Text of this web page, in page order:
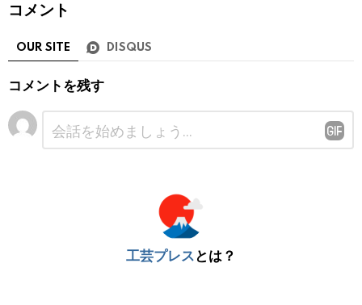
コメント
OUR SITE DISQUS
コメントを残す
工芸プレス とは？